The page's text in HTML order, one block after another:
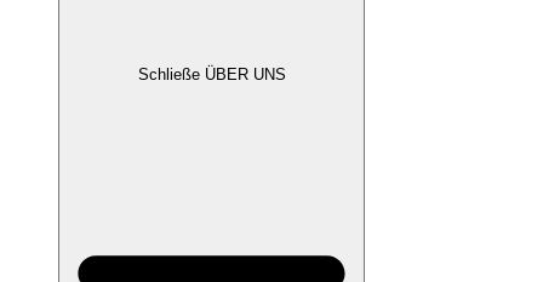
Schließe ÜBER UNS